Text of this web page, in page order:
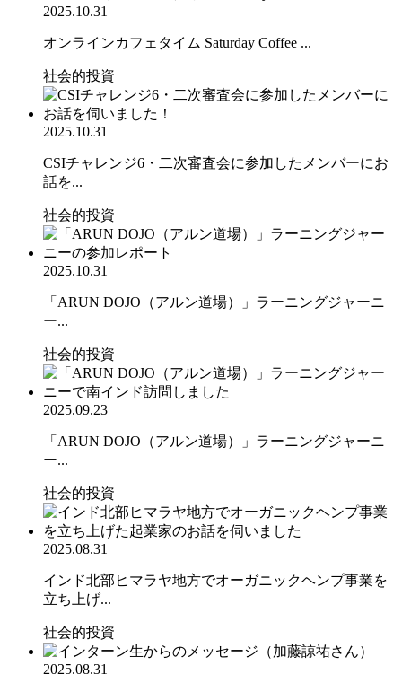
2025.10.31
オンラインカフェタイム Saturday Coffee ...
社会的投資
2025.10.31
CSIチャレンジ6・二次審査会に参加したメンバーにお
話を...
社会的投資
2025.10.31
「ARUN DOJO（アルン道場）」ラーニングジャーニ
ー...
社会的投資
2025.09.23
「ARUN DOJO（アルン道場）」ラーニングジャーニ
ー...
社会的投資
2025.08.31
インド北部ヒマラヤ地方でオーガニックヘンプ事業を
立ち上げ...
社会的投資
2025.08.31